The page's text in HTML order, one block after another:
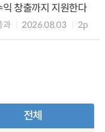
창출까지 지원한다
과 2026.08.03 2p
전체